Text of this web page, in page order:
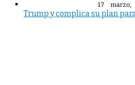
17 marzo,
Trump y complica su plan